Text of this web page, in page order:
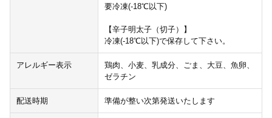
要冷凍(-18℃以下)
【辛子明太子（切子）】
冷凍(-18℃以下)で保存して下さい。
アレルギー表示
鶏肉、小麦、乳成分、ごま、大豆、魚卵、
ゼラチン
配送時期 準備が整い次第発送いたします